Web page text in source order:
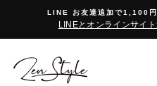
テ
LINE お友達追加で1,100円
LINEとオンラインサイ